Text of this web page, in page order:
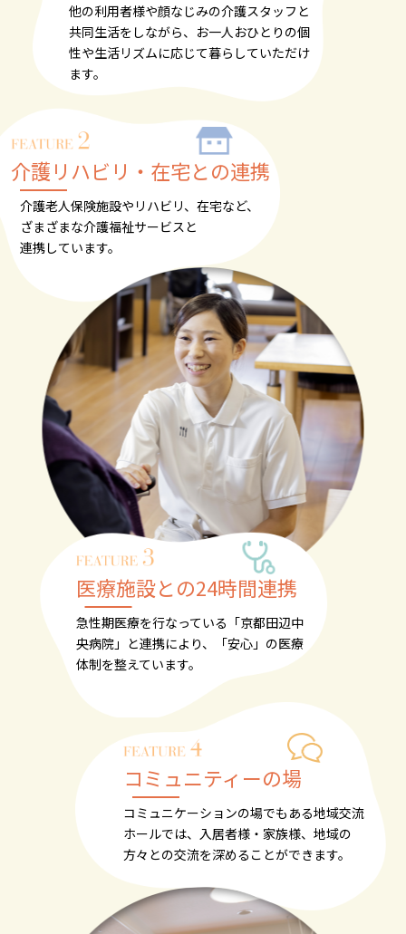
他の利用者様や顔なじみの介護スタッフと
共同生活をしながら、お一人おひとりの個
性や生活リズムに応じて暮らしていただけ
ます。
介護リハビリ・在宅との連携
介護老人保険施設やリハビリ、在宅など、
ざまざまな介護福祉サービスと
連携しています。
医療施設との24時間連携
急性期医療を行なっている 「京都田辺中
央病院」と連携により、
「安心」の医療
体制を整えています。
コミュニティーの場
コミュニケーションの場でもある地域交流
ホールでは、入居者様・家族様、 地域の
方々との交流を深めることができます。